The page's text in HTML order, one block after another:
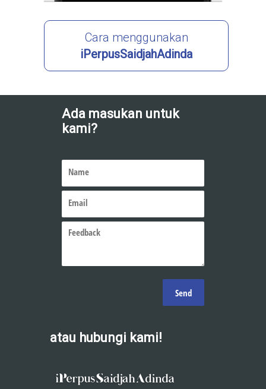
Cara menggunakan
iPerpusSaidjahAdinda
Ada masukan untuk
kami?
atau hubungi kami!